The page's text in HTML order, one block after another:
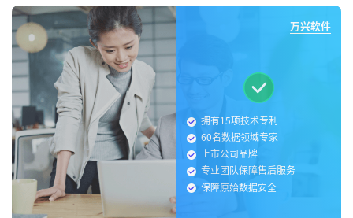
万兴软件
拥有15项技术专利
60名数据领域专家
上市公司品牌
专业团队保障售后服务
保障原始数据安全